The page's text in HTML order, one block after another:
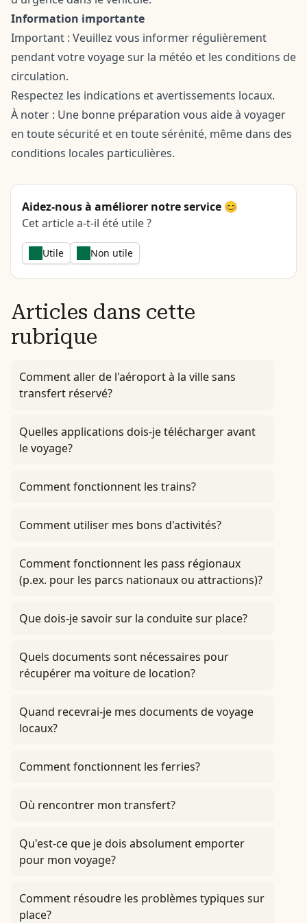
Information importante
Important : Veuillez vous informer régulièrement
pendant votre voyage sur la météo et les conditions de
circulation.
Respectez les indications et avertissements locaux.
À noter : Une bonne préparation vous aide à voyager
en toute sécurité et en toute sérénité, même dans des
conditions locales particulières.
Aidez-nous à améliorer notre service 😊
Cet article a-t-il été utile ?
Utile Non utile
Articles dans cette
rubrique
Comment aller de l'aéroport à la ville sans
transfert réservé?
Quelles applications dois-je télécharger avant
le voyage?
Comment fonctionnent les trains?
Comment utiliser mes bons d'activités?
Comment fonctionnent les pass régionaux
(p.ex. pour les parcs nationaux ou attractions)?
Que dois-je savoir sur la conduite sur place?
Quels documents sont nécessaires pour
récupérer ma voiture de location?
Quand recevrai-je mes documents de voyage
locaux?
Comment fonctionnent les ferries?
Où rencontrer mon transfert?
Qu'est-ce que je dois absolument emporter
pour mon voyage?
Comment résoudre les problèmes typiques sur
place?